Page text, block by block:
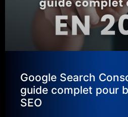
Google Search
guide complet pour
SEO